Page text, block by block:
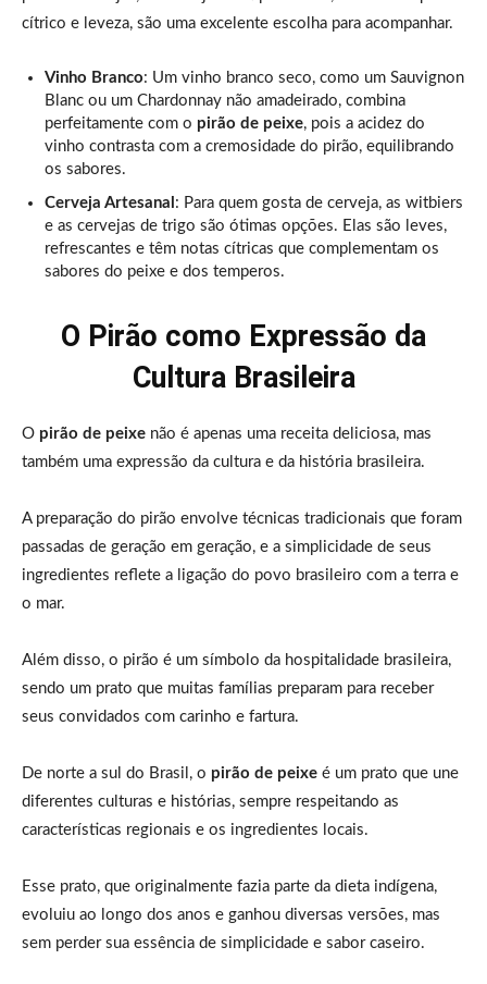
cítrico e leveza, são uma excelente escolha para acompanhar.
Vinho Branco: Um vinho branco seco, como um Sauvignon
Blanc ou um Chardonnay não amadeirado, combina
perfeitamente com o pirão de peixe, pois a acidez do
vinho contrasta com a cremosidade do pirão, equilibrando
os sabores.
Cerveja Artesanal : Para quem gosta de cerveja, as witbiers
e as cervejas de trigo são ótimas opções. Elas são leves,
refrescantes e têm notas cítricas que complementam os
sabores do peixe e dos temperos.
O Pirão como Expressão da
Cultura Brasileira
O pirão de peixe não é apenas uma receita deliciosa, mas
também uma expressão da cultura e da história brasileira.
A preparação do pirão envolve técnicas tradicionais que foram
passadas de geração em geração, e a simplicidade de seus
ingredientes reflete a ligação do povo brasileiro com a terra e
o mar.
Além disso, o pirão é um símbolo da hospitalidade brasileira,
sendo um prato que muitas famílias preparam para receber
seus convidados com carinho e fartura.
De norte a sul do Brasil, o pirão de peixe é um prato que une
diferentes culturas e histórias, sempre respeitando as
características regionais e os ingredientes locais.
Esse prato, que originalmente fazia parte da dieta indígena,
evoluiu ao longo dos anos e ganhou diversas versões, mas
sem perder sua essência de simplicidade e sabor caseiro.